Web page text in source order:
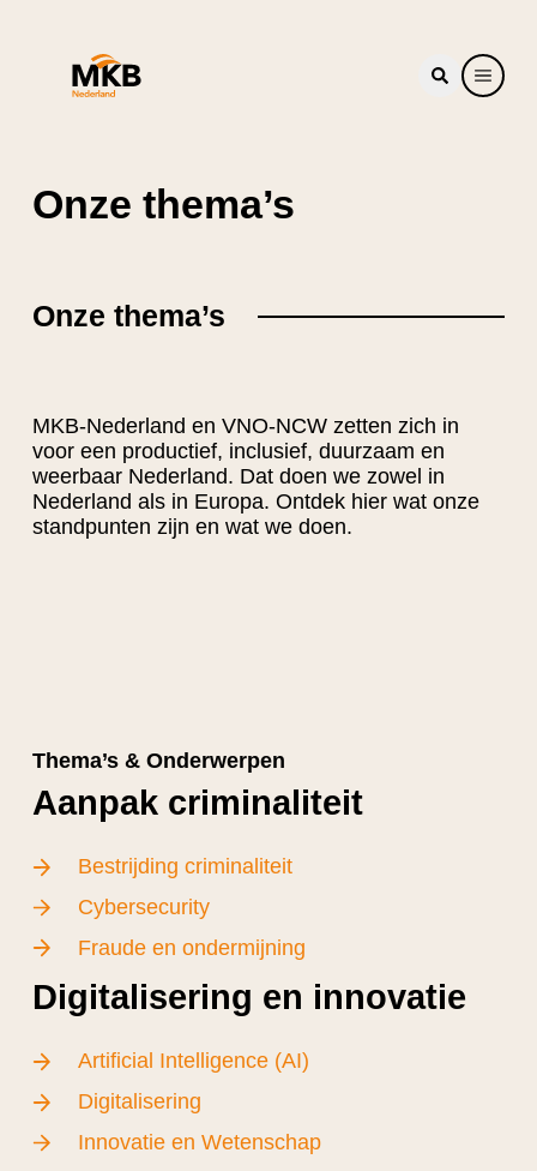
Onze thema’s
Onze thema’s
MKB-Nederland en VNO-NCW zetten zich in
voor een productief, inclusief, duurzaam en
weerbaar Nederland. Dat doen we zowel in
Nederland als in Europa. Ontdek hier wat onze
standpunten zijn en wat we doen.
Thema’s & Onderwerpen
Aanpak criminaliteit
Bestrijding criminaliteit
Cybersecurity
Fraude en ondermijning
Digitalisering en innovatie
Artificial Intelligence (AI)
Digitalisering
Innovatie en Wetenschap